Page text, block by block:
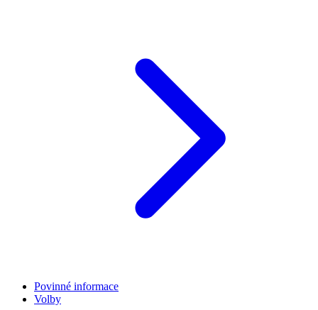
Povinné informace
Volby